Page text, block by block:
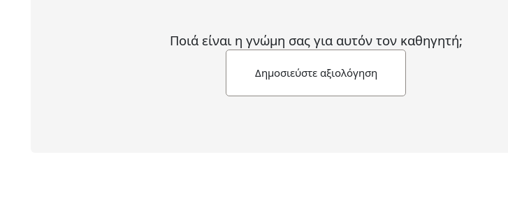
Ποιά είναι η γνώμη σας για αυτόν τον καθηγητή;
Δημοσιεύστε αξιολόγηση